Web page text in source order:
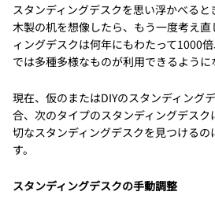
スタンディングデスクを思い浮かべる
木製の机を想像したら、もう一度考え
ィングデスクは何年にもわたって1000
では多種多様なものが利用できるように
現在、仮のまたはDIYのスタンディング
合、次のタイプのスタンディングデス
切なスタンディングデスクを見つけるの
す。
スタンディングデスクの手動調整